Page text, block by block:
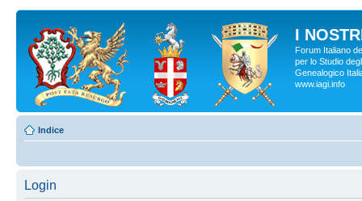
I
Forum Italiano
per lo Studio
Genealogico
www.iagi.info
Indice
Login